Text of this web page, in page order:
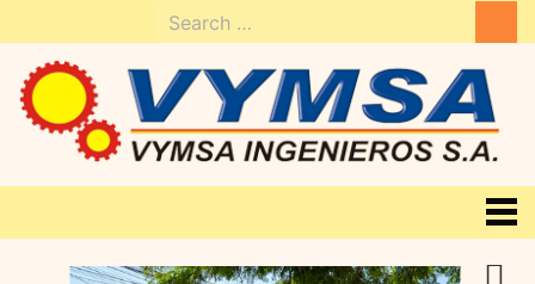
to
content
Search
for: